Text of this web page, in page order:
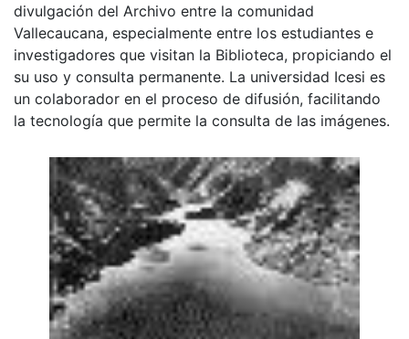
divulgación del Archivo entre la comunidad
Vallecaucana, especialmente entre los estudiantes e
investigadores que visitan la Biblioteca, propiciando el
su uso y consulta permanente. La universidad Icesi es
un colaborador en el proceso de difusión, facilitando
la tecnología que permite la consulta de las imágenes.